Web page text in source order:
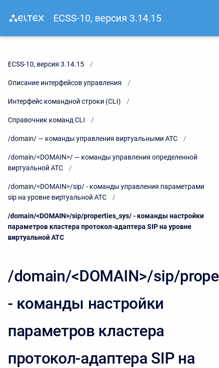
ECSS-10, версия 3.14.15
ECSS-10, версия 3.14.15
Описание интерфейсов управления
Интерфейс командной строки (CLI)
Справочник команд CLI
/domain/ — команды управления виртуальными АТС
/domain/<DOMAIN>/ — команды управления определенной
виртуальной АТС
/domain/<DOMAIN>/sip/ - команды управления параметрами
sip на уровне виртуальной АТС
Current:
/domain/<DOMAIN>/sip/properties_sys/ - команды настройки
параметров кластера протокол-адаптера SIP на уровне
виртуальной АТС
/domain/<DOMAIN>/sip/
- команды настройки
параметров кластера
протокол-адаптера SIP на